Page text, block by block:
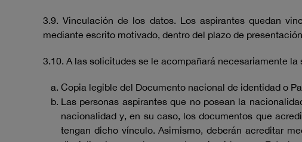
3.9. Vinculación de los datos. Los aspirantes quedan
mediante escrito motivado, dentro del plazo de
3.10. A las solicitudes se le acompañará necesariamente
Copia legible del Documento nacional de identidad o
Las personas aspirantes que no posean la
nacionalidad y, en su caso, los documentos que
tengan dicho vínculo. Asimismo, deberán acreditar